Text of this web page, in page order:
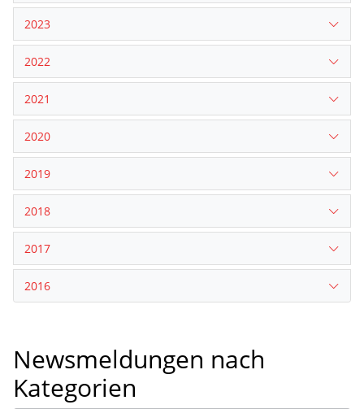
2023
2022
2021
2020
2019
2018
2017
2016
Newsmeldungen nach
Kategorien